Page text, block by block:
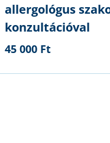
allergológus
konzultációval
45 000 Ft